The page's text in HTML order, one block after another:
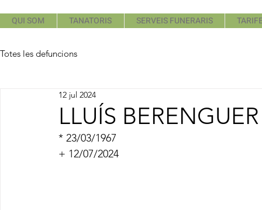
QUI SOM TANATORIS SERVEIS FUNERARIS
Totes les defuncions
LLUÍS
12 jul 2024
* 23/03/1967
+ 12/07/2024